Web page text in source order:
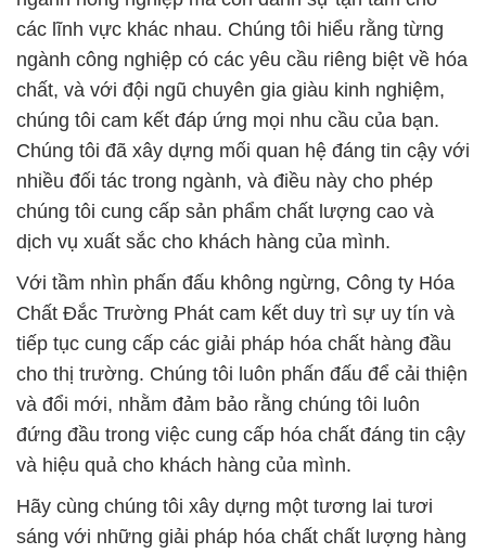
Chúng tôi đã xây dựng mối quan hệ đáng tin cậy với
nhiều đối tác trong ngành, và điều này cho phép
chúng tôi cung cấp sản phẩm chất lượng cao và
dịch vụ xuất sắc cho khách hàng của mình.
Với tầm nhìn phấn đấu không ngừng, Công ty Hóa
Chất Đắc Trường Phát cam kết duy trì sự uy tín và
tiếp tục cung cấp các giải pháp hóa chất hàng đầu
cho thị trường. Chúng tôi luôn phấn đấu để cải thiện
và đổi mới, nhằm đảm bảo rằng chúng tôi luôn
đứng đầu trong việc cung cấp hóa chất đáng tin cậy
và hiệu quả cho khách hàng của mình.
Hãy cùng chúng tôi xây dựng một tương lai tươi
sáng với những giải pháp hóa chất chất lượng hàng
đầu. Chúng tôi luôn sẵn sàng hỗ trợ bạn trong mọi
dự án và thách thức.
# Công ty kinh doanh ♦ phân phối Magie Clorua
Powder > Magie Clorua Dạng Bột China Trung